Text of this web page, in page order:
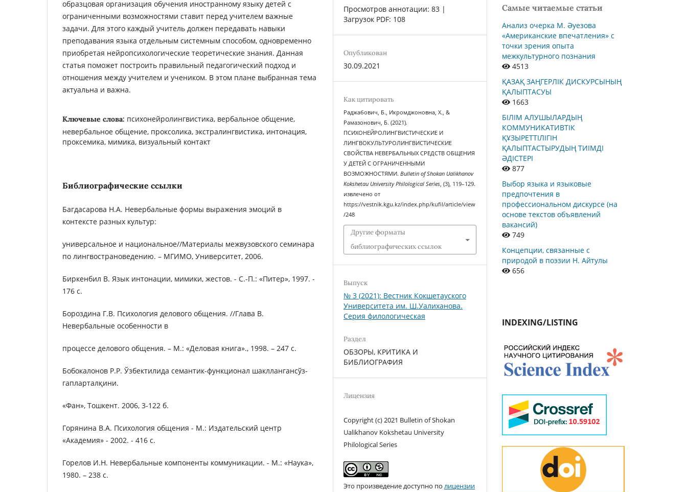
образцовая организация обучения иностранному языку детей с
ограниченными возможностями ставит перед учителем важные
задачи. Для этого каждый учитель должен передавать навыки
преподавания языка отдельным системным способом, одновременно
приобретая нейропсихологические теоретические знания. Данная
статья поможет построить правильный педагогический подход и
отношения между учителем и учеником. В этом плане выбранная тема
актуальна и важна.
Ключевые слова: психонейролингвистика, вербальное общение,
невербальное общение, проксолика, экстралингвистика, интонация,
проксемика, мимика, визуальный контакт
Библиографические ссылки
Багдасарова Н.А. Невербальные формы выражения эмоций в
контексте разных культур:
универсальное и национальное//Материалы межвузовского семинара
по лингвострановедению. – МГИМО, Университет, 2006.
Биркенбил В. Язык интонации, мимики, жестов. - С.-П.: «Питер», 1997. -
176 c.
Бороздина Г.В. Психология делового общения. //Глава В.
Невербальные особенности в
процессе делового общения. – М.: «Деловая книга»., 1998. – 247 с.
Бобокалонов Р.Р. Ўзбектилида семантик-функционал шакллангансўз-
гапларталқини.
«Фан», Тошкент. 2006, 3-122 б.
Горянина В.А. Психология общения - М.: Издательский центр
«Академия» - 2002. - 416 с.
Горелов И.Н. Невербальные компоненты коммуникации. - М.: «Наука»,
1980. – 238 с.
Просмотров аннотации: 83 |
Загрузок PDF: 108
Опубликован
30.09.2021
Как цитировать
Раджабович, Б., Икромджоновна, Х., &
Рамазонович, Б. (2021).
ПСИХОНЕЙРОЛИНГВИСТИЧЕСКИЕ И
ЛИНГВОКУЛЬТУРОЛИНГВИСТИЧЕСКИЕ
СВОЙСТВА НЕВЕРБАЛЬНЫХ СРЕДСТВ ОБЩЕНИЯ
У ДЕТЕЙ С ОГРАНИЧЕННЫМИ
ВОЗМОЖНОСТЯМИ.Bulletin of Shokan Ualikhanov
Kokshetau University Philological Series, (3), 119–129.
извлечено от
https://vestnik.kgu.kz/index.php/kufil/article/view
/248
Другие форматы
библиографических ссылок
Выпуск
№ 3 (2021): Вестник Кокшетауского
Университета им. Ш.Уалиханова.
Серия филологическая
Раздел
ОБЗОРЫ, КРИТИКА И
БИБЛИОГРАФИЯ
Лицензия
Copyright (c) 2021 Bulletin of Shokan
Ualikhanov Kokshetau University
Philological Series
Это произведение доступно по лицензии
Самые читаемые статьи
Анализ очерка М. Әуезова
«Американские впечатления» с
точки зрения опыта
межкультурного познания
4513
ҚАЗАҚ ЗАҢГЕРЛІК ДИСКУРСЫНЫҢ
ҚАЛЫПТАСУЫ
1663
БІЛІМ АЛУШЫЛАРДЫҢ
КОММУНИКАТИВТІК
ҚҰЗЫРЕТТІЛІГІН
ҚАЛЫПТАСТЫРУДЫҢ ТИІМДІ
ӘДІСТЕРІ
877
Выбор языка и языковые
предпочтения в
профессиональном дискурсе (на
основе текстов объявлений
вакансий)
749
Концепции, связанные с
природой в поэзии Н. Айтулы
656
INDEXING/LISTING